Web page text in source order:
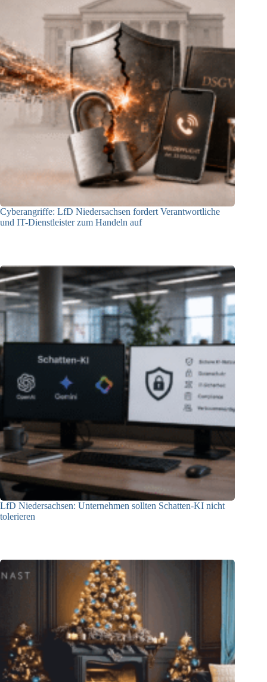
Cyberangriffe: LfD Niedersachsen fordert Verantwortliche
und IT-Dienstleister zum Handeln auf
LfD Niedersachsen: Unternehmen sollten Schatten-KI nicht
tolerieren